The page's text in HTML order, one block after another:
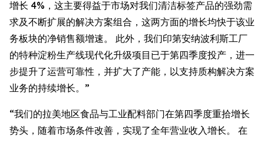
增长 4%，这主要得益于市场对我们清洁标签产品的强劲需
求及不断扩展的解决方案组合，这两方面的增长均快于该业
务板块的净销售额增速。 此外，我们印第安纳波利斯工厂
的特种淀粉生产线现代化升级项目已于第四季度投产，进一
步提升了运营可靠性，并扩大了产能，以支持质构解决方案
业务的持续增长。”
“我们的拉美地区食品与工业配料部门在第四季度重拾增长
势头，随着市场条件改善，实现了全年营业收入增长。 在